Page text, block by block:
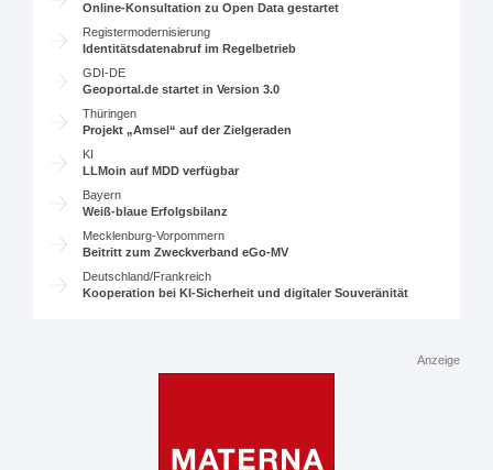
Online-Konsultation zu Open Data gestartet
Registermodernisierung
Identitätsdatenabruf im Regelbetrieb
GDI-DE
Geoportal.de startet in Version 3.0
Thüringen
Projekt „Amsel“ auf der Zielgeraden
KI
LLMoin auf MDD verfügbar
Bayern
Weiß-blaue Erfolgsbilanz
Mecklenburg-Vorpommern
Beitritt zum Zweckverband eGo-MV
Deutschland/Frankreich
Kooperation bei KI-Sicherheit und digitaler Souveränität
Anzeige